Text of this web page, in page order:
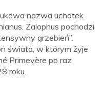
nazwa uchatek
Zalophus pochodzi
grzebień”.
świata, w którym żyje
Primevère po raz
roku.